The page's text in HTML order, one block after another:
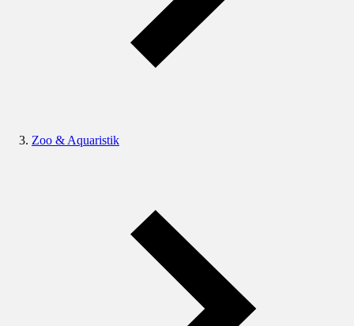
Zoo & Aquaristik